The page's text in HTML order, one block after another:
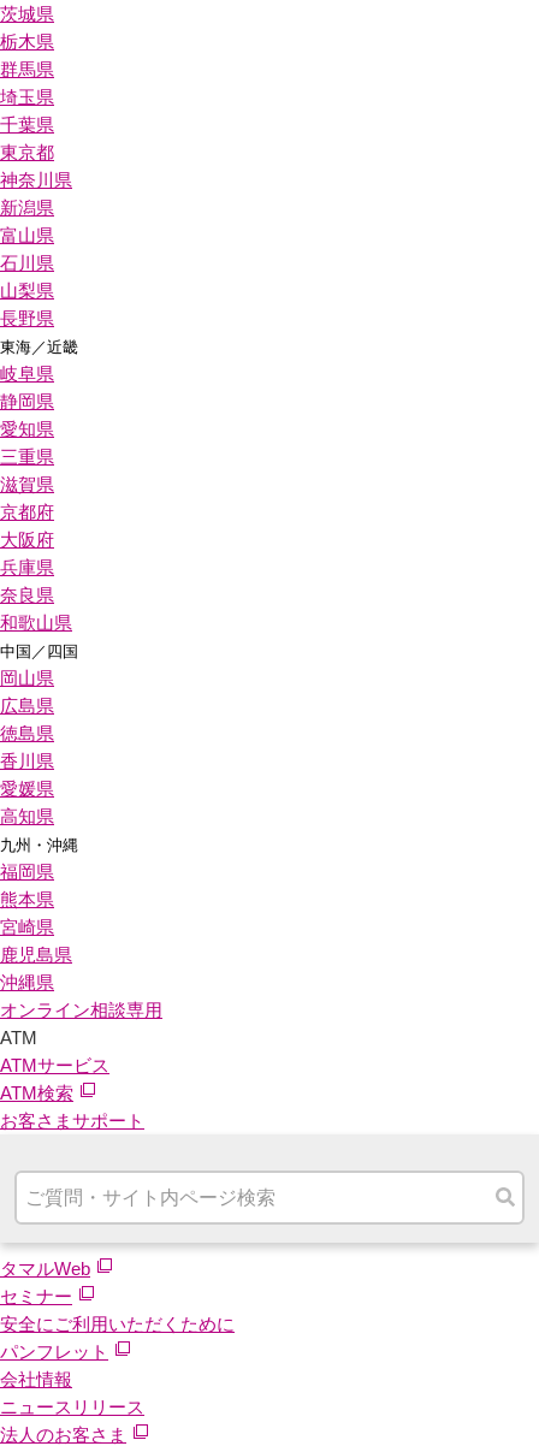
茨城県
栃木県
群馬県
埼玉県
千葉県
東京都
神奈川県
新潟県
富山県
石川県
山梨県
長野県
東海／近畿
岐阜県
静岡県
愛知県
三重県
滋賀県
京都府
大阪府
兵庫県
奈良県
和歌山県
中国／四国
岡山県
広島県
徳島県
香川県
愛媛県
高知県
九州・沖縄
福岡県
熊本県
宮崎県
鹿児島県
沖縄県
オンライン相談専用
ATM
ATMサービス
ATM検索
お客さまサポート
タマルWeb
セミナー
安全にご利用いただくために
パンフレット
会社情報
ニュースリリース
法人のお客さま